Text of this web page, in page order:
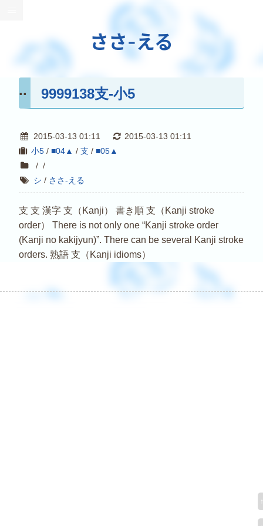
ささ-える
9999138支-小5
2015-03-13 01:11
2015-03-13 01:11
小5/ ■04▲ / 支 / ■05▲
/ /
シ / ささ-える
支 支 漢字 支（Kanji） 書き順 支（Kanji stroke
order） There is not only one “Kanji stroke order
(Kanji no kakijyun)”. There can be several Kanji stroke
orders. 熟語 支（Kanji idioms）
↑